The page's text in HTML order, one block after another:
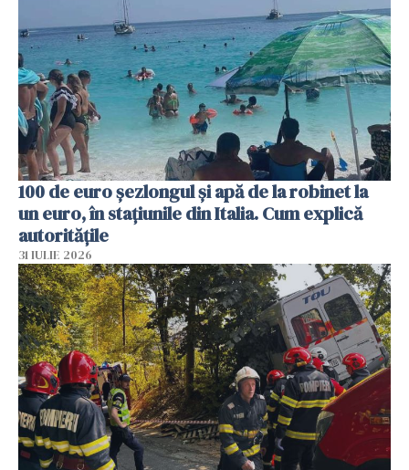
100 de euro șezlongul și apă de la robinet la
un euro, în stațiunile din Italia. Cum explică
autoritățile
31 IULIE 2026